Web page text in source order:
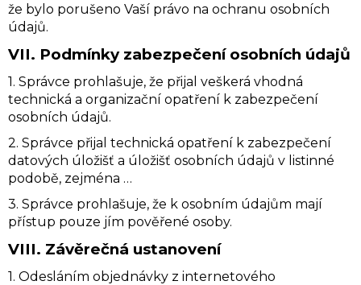
že bylo porušeno Vaší právo na ochranu osobních
údajů.
VII. Podmínky zabezpečení osobních údajů
1. Správce prohlašuje, že přijal veškerá vhodná
technická a organizační opatření k zabezpečení
osobních údajů.
2. Správce přijal technická opatření k zabezpečení
datových úložišť a úložišť osobních údajů v listinné
podobě, zejména …
3. Správce prohlašuje, že k osobním údajům mají
přístup pouze jím pověřené osoby.
VIII. Závěrečná ustanovení
1. Odesláním objednávky z internetového